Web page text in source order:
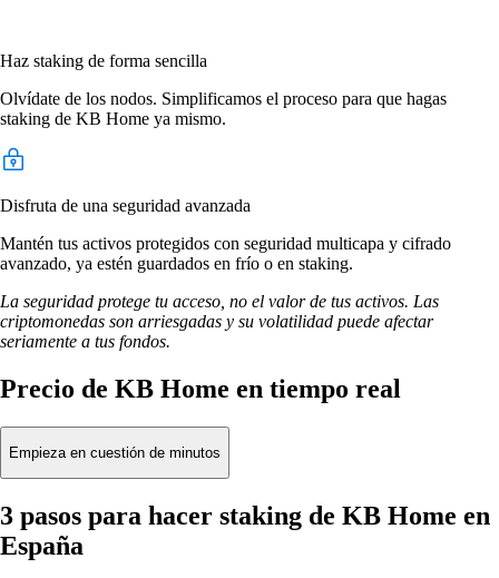
Haz staking de forma sencilla
Olvídate de los nodos. Simplificamos el proceso para que hagas
staking de KB Home ya mismo.
Disfruta de una seguridad avanzada
Mantén tus activos protegidos con seguridad multicapa y cifrado
avanzado, ya estén guardados en frío o en staking.
La seguridad protege tu acceso, no el valor de tus activos. Las
criptomonedas son arriesgadas y su volatilidad puede afectar
seriamente a tus fondos.
Precio de KB Home en tiempo real
Empieza en cuestión de minutos
3 pasos para hacer staking de KB Home en
España